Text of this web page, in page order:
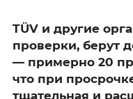
TÜV и другие
проверки, берут
— примерно 20
что при
тщательная и